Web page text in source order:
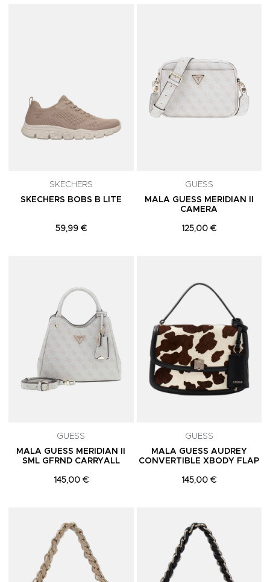
SKECHERS
SKECHERS BOBS B LITE
59,99 €
GUESS
MALA GUESS MERIDIAN II
CAMERA
125,00 €
GUESS
MALA GUESS MERIDIAN II
SML GFRND CARRYALL
145,00 €
GUESS
MALA GUESS AUDREY
CONVERTIBLE XBODY FLAP
145,00 €